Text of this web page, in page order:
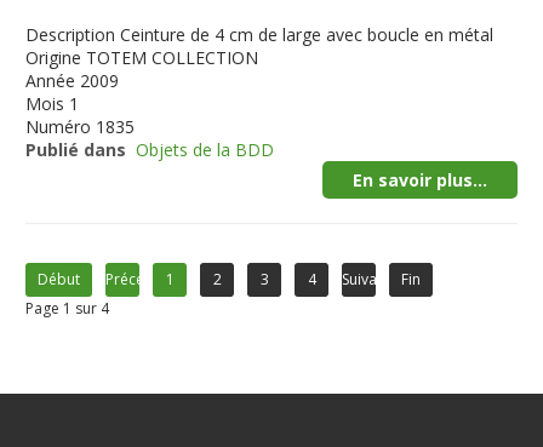
Description Ceinture de 4 cm de large avec boucle en métal
Origine TOTEM COLLECTION
Année 2009
Mois 1
Numéro 1835
Publié dans Objets de la BDD
En savoir plus...
Début Précédent1 2 3 4 Suivant
Fin
Page 1 sur 4